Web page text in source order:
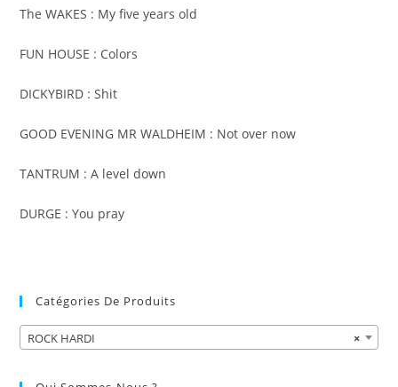
The WAKES : My five years old
FUN HOUSE : Colors
DICKYBIRD : Shit
GOOD EVENING MR WALDHEIM : Not over now
TANTRUM : A level down
DURGE : You pray
Catégories De Produits
×
ROCK HARDI